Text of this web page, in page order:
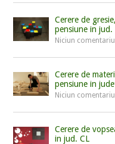
Cerere de
pensiune in jud.
Niciun comentariu
Cerere de
pensiune in
Niciun comentariu
Cerere de
in jud. CL